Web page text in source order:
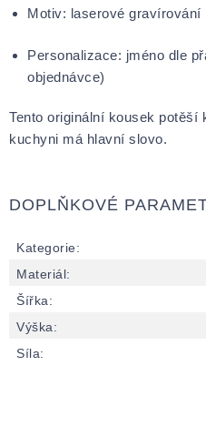
Motiv: laserové gravírování
Personalizace: jméno dle
objednávce)
Tento originální kousek
kuchyni má hlavní slovo.
DOPLŇKOVÉ
Kategorie:
Materiál:
Šířka:
Výška:
Síla: